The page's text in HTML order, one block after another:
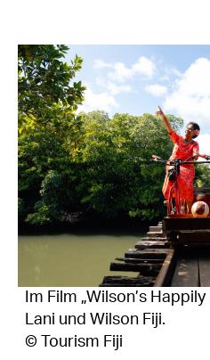
Im Film „Wilson’s
Lani und Wilson Fiji.
© Tourism Fiji